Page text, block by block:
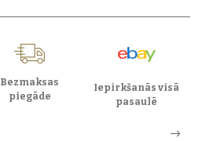
Bezmaksas
piegāde
Iepirkšanās visā
pasaulē